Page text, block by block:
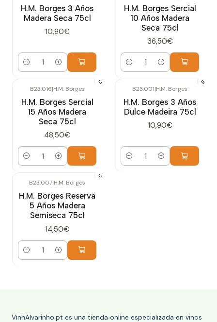
H.M. Borges 3 Años
Madera Seca 75cl
10,90€
Cantidad
H.M. Borges Sercial
10 Años Madera
Seca 75cl
36,50€
Cantidad
B23.016|H.M. Borges
H.M. Borges Sercial
15 Años Madera
Seca 75cl
48,50€
Cantidad
B23.001|H.M. Borges
H.M. Borges 3 Años
Dulce Madeira 75cl
10,90€
Cantidad
B23.007|H.M. Borges
H.M. Borges Reserva
5 Años Madera
Semiseca 75cl
14,50€
Cantidad
VinhAlvarinho.pt es una tienda online especializada en vinos